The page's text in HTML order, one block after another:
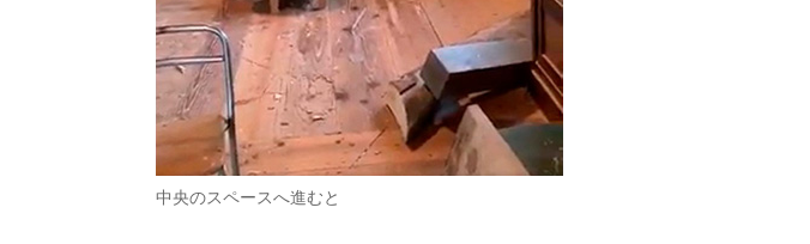
中央のスペースへ進むと